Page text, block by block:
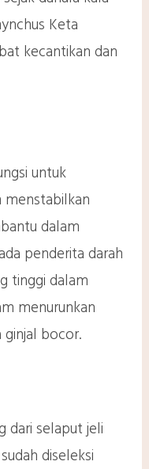
Keta
kecantikan dan
untuk
dalam
penderita darah
tinggi dalam
menurunkan
bocor.
dari selaput jeli
diseleksi